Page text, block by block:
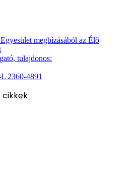
megbízásából az Élő
tulajdonos:
2360-4891